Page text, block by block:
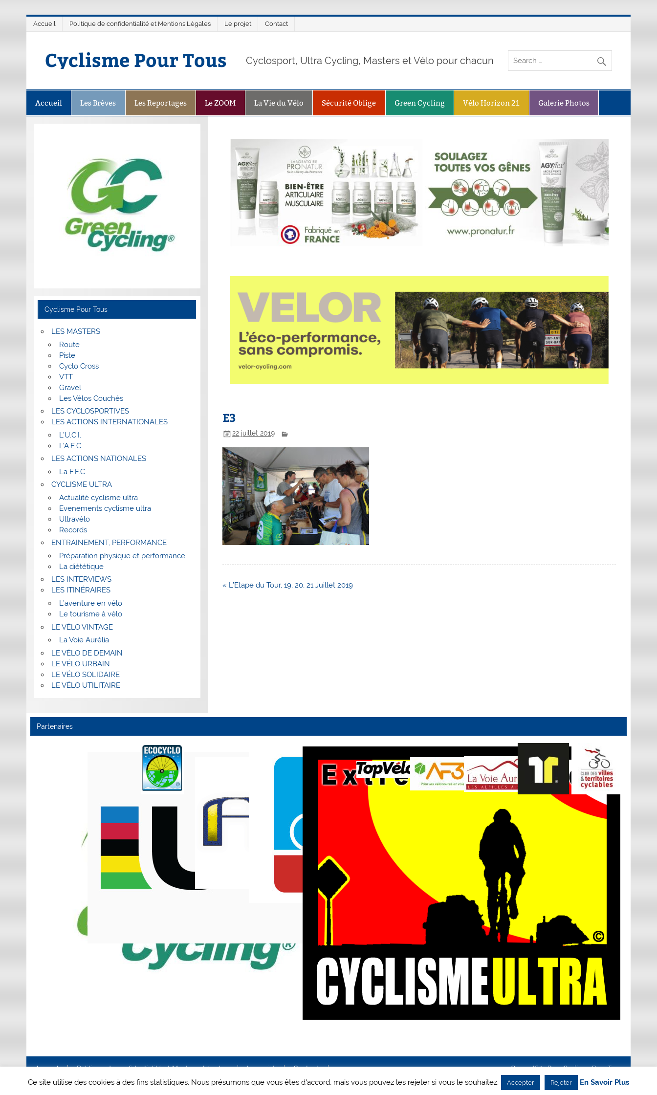
Accueil Politique de confidentialité et Mentions Légales Le projet Contact
Cyclisme Pour Tous Cyclosport, Ultra Cycling, Masters et Vélo pour chacun
Accueil Les Brèves Les Reportages Le ZOOM La Vie du Vélo Sécurité Oblige Green Cycling Vélo Horizon 21 Galerie Photos
E3
22 juillet 2019
Navigation
« L’Etape du Tour, 19, 20, 21 Juillet 2019
Cyclisme Pour Tous
LES MASTERS
Route
Piste
Cyclo Cross
VTT
Gravel
Les Vélos Couchés
LES CYCLOSPORTIVES
LES ACTIONS INTERNATIONALES
L’U.C.I.
L’A.E.C
LES ACTIONS NATIONALES
La F.F.C
CYCLISME ULTRA
Actualité cyclisme ultra
Evenements cyclisme ultra
Ultravélo
Records
ENTRAINEMENT, PERFORMANCE
Préparation physique et performance
La diététique
LES INTERVIEWS
LES ITINÉRAIRES
L’aventure en vélo
Le tourisme à vélo
LE VÉLO VINTAGE
La Voie Aurélia
LE VÉLO DE DEMAIN
LE VÉLO URBAIN
LE VÉLO SOLIDAIRE
LE VÉLO UTILITAIRE
Partenaires
Accueil Politique de confidentialité et Mentions Légales Le projet Contact Creanet64- Pour Cyclisme Pour Tous
Ce site utilise des cookies à des fins statistiques. Nous présumons que vous êtes d'accord, mais vous pouvez les rejeter si vous le souhaitez. Accepter Rejeter En Savoir Plus